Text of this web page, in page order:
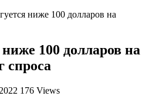
ниже 100 долларов на
100 долларов на
спроса
176 Views